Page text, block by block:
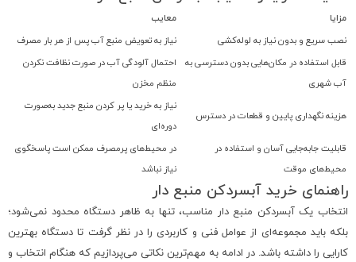
مزایا
معایب
نصب سریع و بدون نیاز به لوله‌کشی
نیاز به تعویض منبع آب پس از هر بار مصرف
قابل استفاده در مکان‌هایی بدون دسترسی به
آب شهری
احتمال آلودگی آب در صورت نظافت نکردن
منظم مخزن
هزینه نگهداری پایین و قطعات در دسترس
نیاز به خرید یا پر کردن منبع جدید به‌صورت
دوره‌ای
قابلیت جابه‌جایی آسان و استفاده در
محیط‌های موقت
در محیط‌های پرمصرف ممکن است پاسخگوی
نیاز نباشد
راهنمای خرید آبسردکن منبع دار
انتخاب یک آبسردکن منبع دار مناسب، تنها به ظاهر دستگاه محدود نمی‌شود؛
بلکه باید مجموعه‌ای از عوامل فنی و کاربردی را در نظر گرفت تا دستگاه بهترین
کارایی را داشته باشد. در ادامه به مهم‌ترین نکاتی می‌پردازیم که هنگام انتخاب و